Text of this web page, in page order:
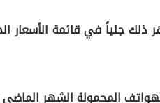
ذلك جلياً في قائمة الأسعار